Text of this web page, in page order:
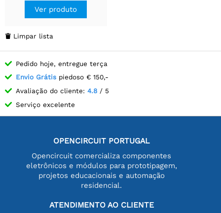
Botão de Pressão
Temporário
Ver produto
 Limpar lista
Pedido hoje, entregue terça
Envio Grátis piedoso € 150,-
Avaliação do cliente: 4.8 / 5
Serviço excelente
OPENCIRCUIT PORTUGAL
Opencircuit comercializa componentes
eletrônicos e módulos para prototipagem,
projetos educacionais e automação
residencial.
ATENDIMENTO AO CLIENTE